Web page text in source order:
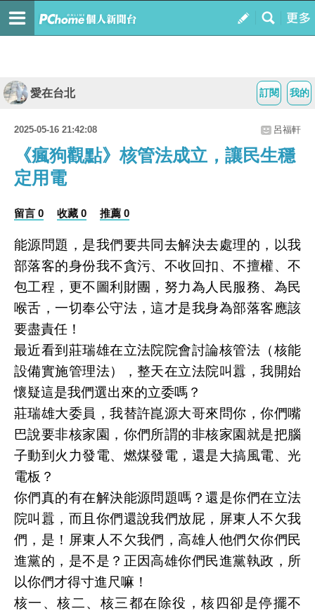
我的
訂閱
愛在台北
2025-05-16 21:42:08 呂福軒
《瘋狗觀點》核管法成立，讓民生穩
定用電
留言 0 收藏 0 推薦 0
能源問題，是我們要共同去解決去處理的，以我
部落客的身份我不貪污、不收回扣、不擅權、不
包工程，更不圖利財團，努力為人民服務、為民
喉舌，一切奉公守法，這才是我身為部落客應該
要盡責任！
最近看到莊瑞雄在立法院院會討論核管法（核能
設備實施管理法），整天在立法院叫囂，我開始
懷疑這是我們選出來的立委嗎？
莊瑞雄大委員，我替許崑源大哥來問你，你們嘴
巴說要非核家園，你們所謂的非核家園就是把腦
子動到火力發電、燃煤發電，還是大搞風電、光
電板？
你們真的有在解決能源問題嗎？還是你們在立法
院叫囂，而且你們還說我們放屁，屏東人不欠我
們，是！屏東人不欠我們，高雄人他們欠你們民
進黨的，是不是？正因高雄你們民進黨執政，所
以你們才得寸進尺嘛！
核一、核二、核三都在除役，核四卻是停擺不